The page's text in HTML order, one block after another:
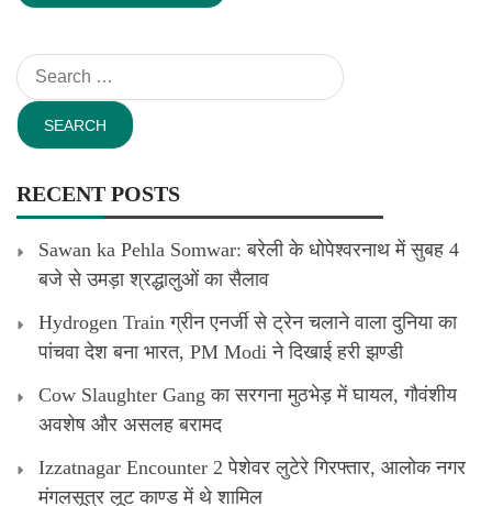
Search
for:
RECENT POSTS
Sawan ka Pehla Somwar: बरेली के धोपेश्वरनाथ में सुबह 4
बजे से उमड़ा श्रद्धालुओं का सैलाव
Hydrogen Train ग्रीन एनर्जी से ट्रेन चलाने वाला दुनिया का
पांचवा देश बना भारत, PM Modi ने दिखाई हरी झण्डी
Cow Slaughter Gang का सरगना मुठभेड़ में घायल, गौवंशीय
अवशेष और असलह बरामद
Izzatnagar Encounter 2 पेशेवर लुटेरे गिरफ्तार, आलोक नगर
मंगलसूत्र लूट काण्‍ड में थे शामिल